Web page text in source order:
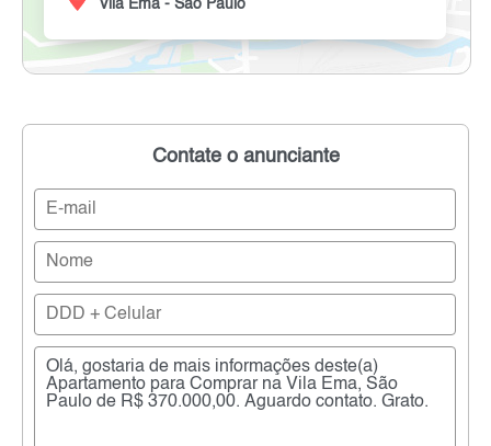
Vila Ema - São Paulo
Contate o anunciante